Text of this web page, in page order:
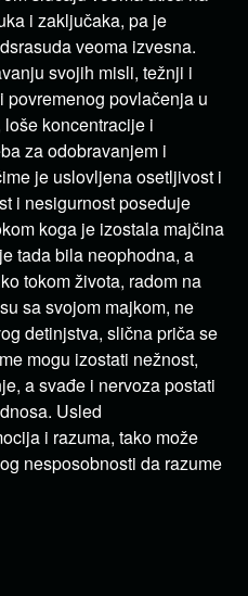
i zaključaka, pa je
veoma izvesna.
svojih misli, težnji i
povlačenja u
koncentracije i
za odobravanjem i
je uslovljena osetljivost i
i nesigurnost poseduje
koga je izostala majčina
tada bila neophodna, a
tokom života, radom na
sa svojom majkom, ne
detinjstva, slična priča se
mogu izostati nežnost,
a svađe i nervoza postati
Usled
i razuma, tako može
nesposobnosti da razume